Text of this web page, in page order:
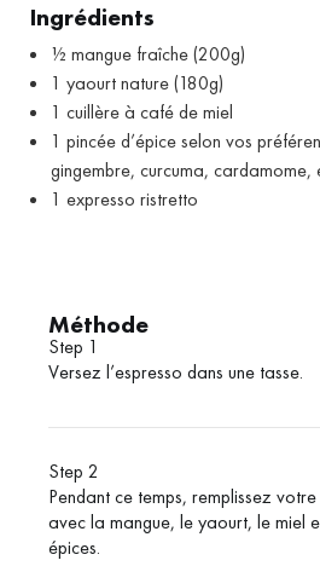
Ingrédients
½ mangue fraîche (200g)
1 yaourt nature (180g)
1 cuillère à café de miel
1 pincée d’épice selon vos
gingembre, curcuma, cardamome,
1 expresso ristretto
Méthode
Step 1
Versez l’espresso dans une tasse.
Step 2
Pendant ce temps, remplissez
avec la mangue, le yaourt, le miel
épices.